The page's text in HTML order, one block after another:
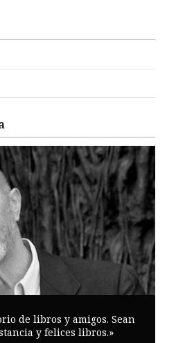
de libros y amigos. Sean
y felices libros.»